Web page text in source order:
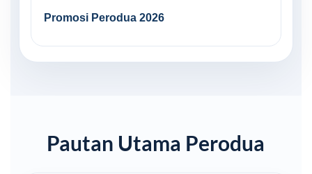
Promosi Perodua 2026
Pautan Utama Perodua